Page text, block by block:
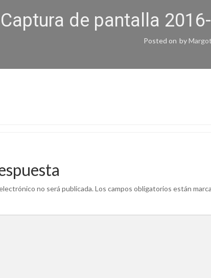
Captura de pantalla
Posted on by
no será publicada. Los campos obligatorios están